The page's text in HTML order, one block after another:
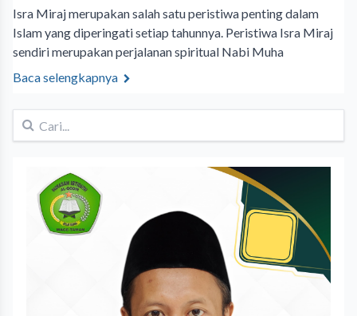
Isra Miraj merupakan salah satu peristiwa penting dalam
Islam yang diperingati setiap tahunnya. Peristiwa Isra Miraj
sendiri merupakan perjalanan spiritual Nabi Muha
Baca selengkapnya